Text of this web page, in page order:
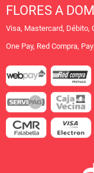
FLORES A
Visa, Mastercard, Débito,
One Pay, Red Compra,